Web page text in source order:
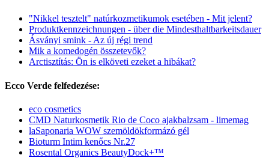
"Nikkel tesztelt" natúrkozmetikumok esetében - Mit jelent?
Produktkennzeichnungen - über die Mindesthaltbarkeitsdauer
Ásványi smink - Az új régi trend
Mik a komedogén összetevők?
Arctisztítás: Ön is elköveti ezeket a hibákat?
Ecco Verde felfedezése:
eco cosmetics
CMD Naturkosmetik Rio de Coco ajakbalzsam - limemag
laSaponaria WOW szemöldökformázó gél
Bioturm Intim kenőcs Nr.27
Rosental Organics BeautyDock+™